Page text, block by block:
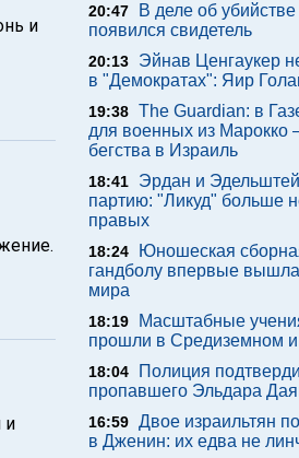
и
и
20:47
В деле об
появился свидетель
20:13
Эйнав Ценгаукер
в "Демократах": Яир
19:38 The Guardian: в
для военных из Марокко
бегства в Израиль
18:41
Эрдан и
партию: "Ликуд" больше
правых
18:24
Юношеская
гандболу впервые
мира
18:19
Масштабные
прошли в Средиземном
18:04
Полиция
пропавшего Эльдара
16:59 Двое израильтян
в Дженин: их едва не